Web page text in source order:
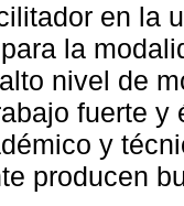
en la
la
nivel de
fuerte y
y
producen